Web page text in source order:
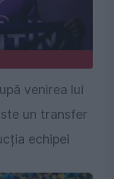
venirea lui
un transfer
echipei